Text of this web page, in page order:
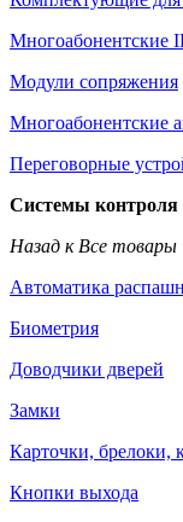
Многоабонентские
Модули сопряжения
Многоабонентские
Переговорные
Системы контроля
Назад к Все товары
Автоматика
Биометрия
Доводчики дверей
Замки
Карточки, брелоки,
Кнопки выхода